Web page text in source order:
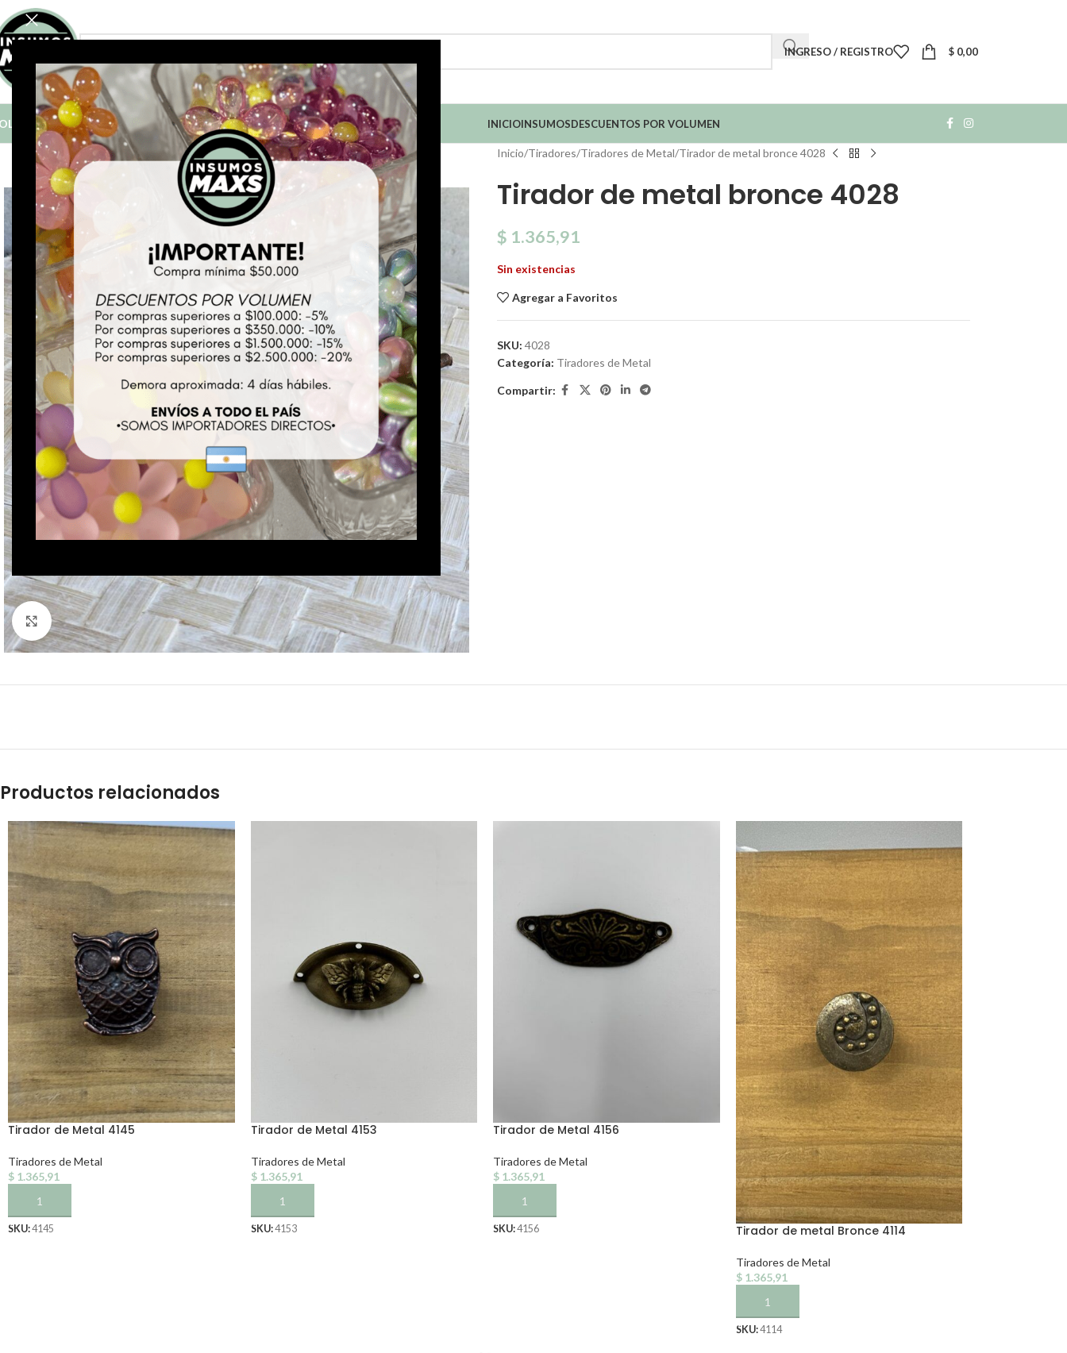
FILTRÁ POR CATEGORÍA
INGRESO / REGISTRO $ 0,00
COMPRAS MAYORISTAS A PARTIR DE $50.000 INICIOINSUMOSDESCUENTOS POR VOLUMEN
*
Click to enlarge
Inicio Tiradores Tiradores de Metal Tirador de metal bronce 4028
Tirador de metal bronce 4028
$ 1.365,91
Sin existencias
Agregar a Favoritos
SKU: 4028
Categoría: Tiradores de Metal
Compartir:
Productos relacionados
Tirador de Metal 4145
Tiradores de Metal
$ 1.365,91
AÑADIR AL CARRITO
SKU:4145
Tirador de Metal 4153
Tiradores de Metal
$1.365,91
AÑADIR AL CARRITO
SKU:4153
Tirador de Metal 4156
Tiradores de Metal
$ 1.365,91
AÑADIR AL CARRITO
SKU:4156 Tirador de metal Bronce 4114
Tiradores de Metal
$1.365,91
AÑADIR AL CARRITO
SKU:4114